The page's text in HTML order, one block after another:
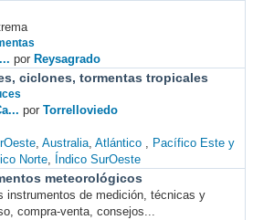
por Reysagrado
ciclones, tormentas tropicales
por Torrelloviedo
Australia Atlántico
Pacífico Este y
Norte Índico SurOeste
meteorológicos
instrumentos de medición, técnicas y
compra-venta, consejos...